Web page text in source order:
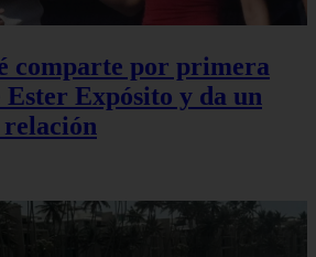
comparte por primera
Ester Expósito y da un
relación